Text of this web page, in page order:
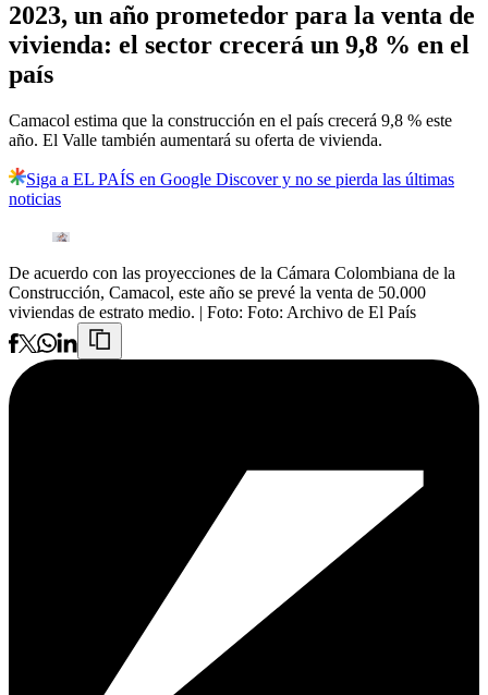
2023, un año prometedor para la venta de
vivienda: el sector crecerá un 9,8 % en el
país
Camacol estima que la construcción en el país crecerá 9,8 % este
año. El Valle también aumentará su oferta de vivienda.
Siga a EL PAÍS en Google Discover y no se pierda las últimas
noticias
De acuerdo con las proyecciones de la Cámara Colombiana de la
Construcción, Camacol, este año se prevé la venta de 50.000
viviendas de estrato medio. | Foto: Foto: Archivo de El País